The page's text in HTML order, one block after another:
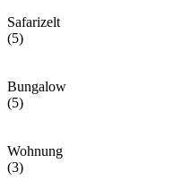
Safarizelt
(5)
Bungalow
(5)
Wohnung
(3)